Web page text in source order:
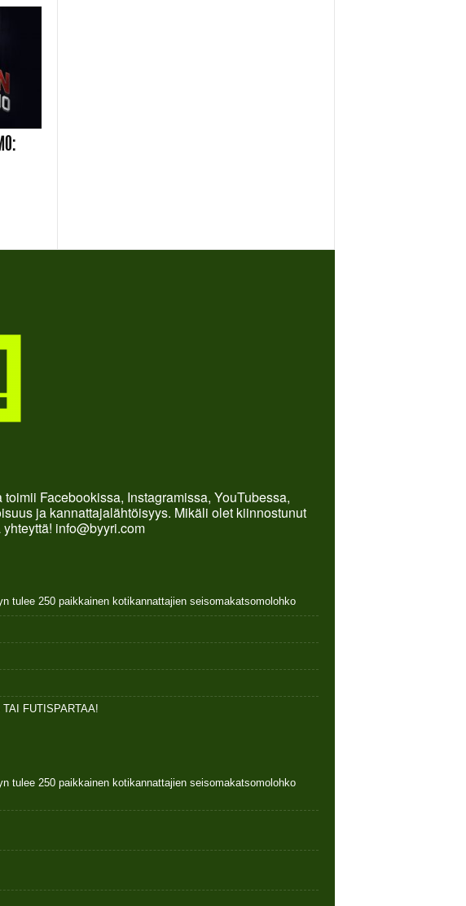
Facebookissa, Instagramissa, YouTubessa,
ja kannattajalähtöisyys. Mikäli olet kiinnostunut
info@byyri.com
tulee 250 paikkainen kotikannattajien seisomakatsomolohko
FUTISPARTAA!
tulee 250 paikkainen kotikannattajien seisomakatsomolohko